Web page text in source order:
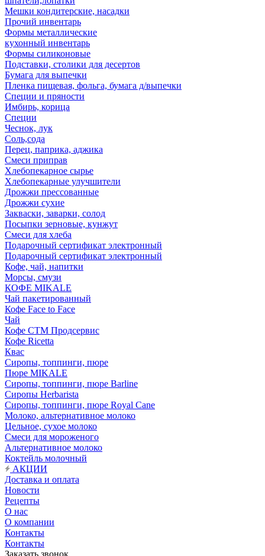
Мешки кондитерские, насадки
Прочий инвентарь
Формы металлические
кухонный инвентарь
Формы силиконовые
Подставки, столики для десертов
Бумага для выпечки
Пленка пищевая, фольга, бумага д/выпечки
Специи и пряности
Имбирь, корица
Специи
Чеснок, лук
Соль,сода
Перец, паприка, аджика
Смеси приправ
Хлебопекарное сырье
Хлебопекарные улучшители
Дрожжи прессованные
Дрожжи сухие
Закваски, заварки, солод
Посыпки зерновые, кунжут
Смеси для хлеба
Подарочный сертификат электронный
Подарочный сертификат электронный
Кофе, чай, напитки
Морсы, смузи
КОФЕ MIKALE
Чай пакетированный
Кофе Face to Face
Чай
Кофе СТМ Продсервис
Кофе Ricetta
Квас
Сиропы, топпинги, пюре
Пюре MIKALE
Сиропы, топпинги, пюре Barline
Сиропы Herbarista
Сиропы, топпинги, пюре Royal Cane
Молоко, альтернативное молоко
Цельное, сухое молоко
Смеси для мороженого
Альтернативное молоко
Коктейль молочный
АКЦИИ
Доставка и оплата
Новости
Рецепты
О нас
О компании
Контакты
Контакты
Заказать звонок